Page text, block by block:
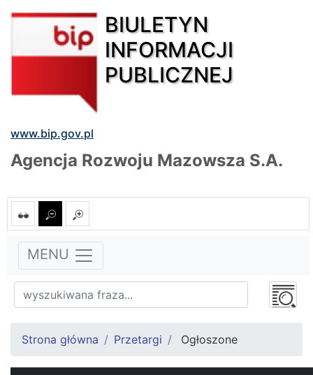
BIULETYN
INFORMACJI
PUBLICZNEJ
www.bip.gov.pl
Agencja Rozwoju Mazowsza S.A.
MENU
Strona główna Przetargi Ogłoszone